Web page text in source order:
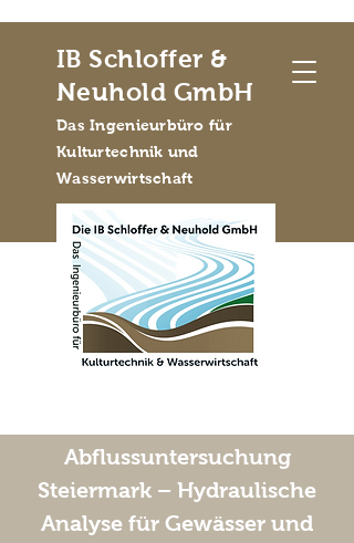
IB Schloffer &
Neuhold GmbH
Das Ingenieurbüro für
Kulturtechnik und
Wasserwirtschaft
Abflussuntersuchung
Steiermark – Hydraulische
Analyse für Gewässer und